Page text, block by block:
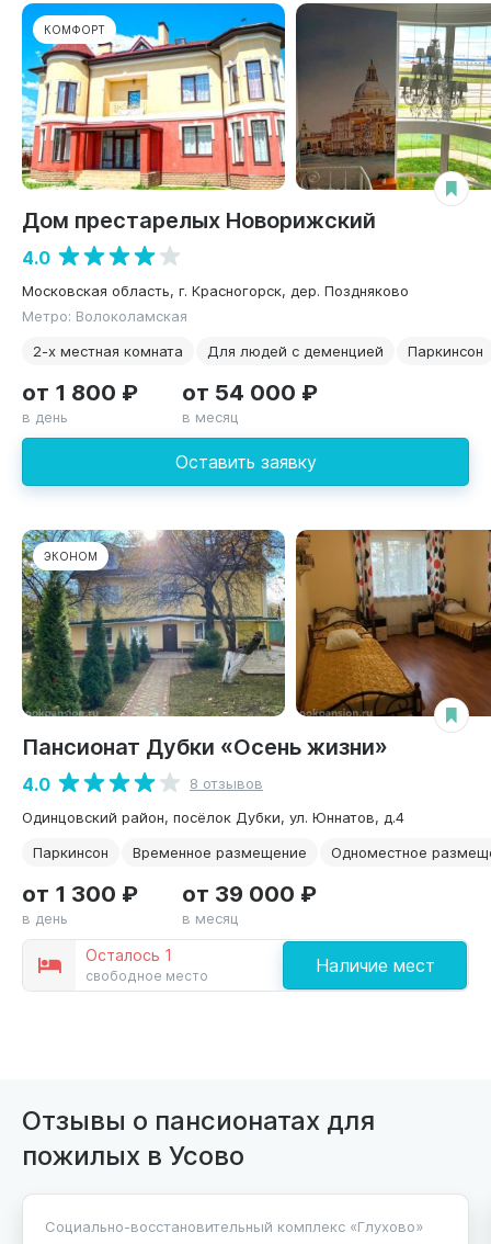
КОМФОРТ
Дом престарелых Новорижский
4.0
Московская область, г. Красногорск, дер. Поздняково
Метро: Волоколамская
2-х местная комната
Для людей с деменцией Паркинсон
Оставить заявку
от 1 800 ₽
в день
от 54 000 ₽
в месяц
ЭКОНОМ
Пансионат Дубки «Осень жизни»
4.0
8 отзывов
Одинцовский район, посёлок Дубки, ул. Юннатов, д.4
Паркинсон
Временное размещение Одноместное
Осталось 1
свободное место Наличие мест
от 1 300 ₽
в день
от 39 000 ₽
в месяц
Отзывы о пансионатах для
пожилых в Усово
Социально-восстановительный комплекс «Глухово»